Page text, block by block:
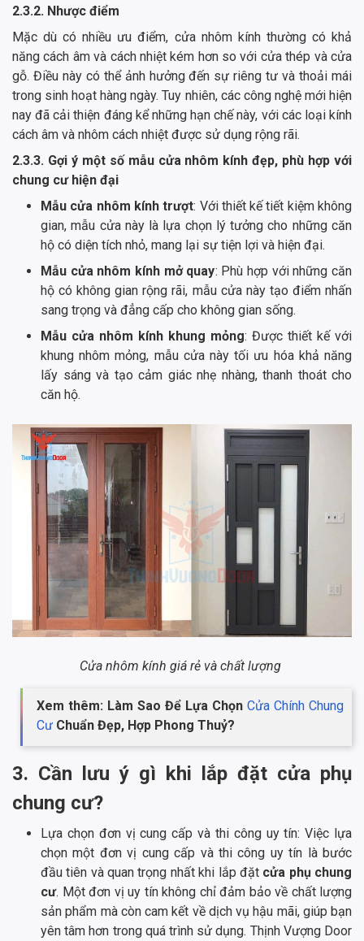
2.3.2. Nhược điểm
Mặc dù có nhiều ưu điểm, cửa nhôm kính thường có khả
năng cách âm và cách nhiệt kém hơn so với cửa thép và cửa
gỗ. Điều này có thể ảnh hưởng đến sự riêng tư và thoải mái
trong sinh hoạt hàng ngày. Tuy nhiên, các công nghệ mới hiện
nay đã cải thiện đáng kể những hạn chế này, với các loại kính
cách âm và nhôm cách nhiệt được sử dụng rộng rãi.
2.3.3. Gợi ý một số mẫu cửa nhôm kính đẹp, phù hợp với
chung cư hiện đại
Mẫu cửa nhôm kính trượt: Với thiết kế tiết kiệm không
gian, mẫu cửa này là lựa chọn lý tưởng cho những căn
hộ có diện tích nhỏ, mang lại sự tiện lợi và hiện đại.
Mẫu cửa nhôm kính mở quay: Phù hợp với những căn
hộ có không gian rộng rãi, mẫu cửa này tạo điểm nhấn
sang trọng và đẳng cấp cho không gian sống.
Mẫu cửa nhôm kính khung mỏng: Được thiết kế với
khung nhôm mỏng, mẫu cửa này tối ưu hóa khả năng
lấy sáng và tạo cảm giác nhẹ nhàng, thanh thoát cho
căn hộ.
Cửa nhôm kính giá rẻ và chất lượng
Xem thêm: Làm Sao Để Lựa Chọn Cửa Chính Chung
Cư Chuẩn Đẹp, Hợp Phong Thuỷ?
3. Cần lưu ý gì khi lắp đặt cửa phụ
chung cư?
Lựa chọn đơn vị cung cấp và thi công uy tín: Việc lựa
chọn một đơn vị cung cấp và thi công uy tín là bước
đầu tiên và quan trọng nhất khi lắp đặt cửa phụ chung
cư. Một đơn vị uy tín không chỉ đảm bảo về chất lượng
sản phẩm mà còn cam kết về dịch vụ hậu mãi, giúp bạn
yên tâm hơn trong quá trình sử dụng. Thịnh Vượng Door